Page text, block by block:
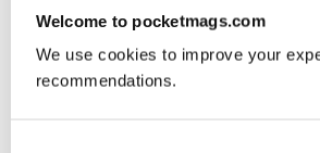
Welcome to pocketmags.com
We use cookies to improve your
recommendations.
VIEW REVIEWS